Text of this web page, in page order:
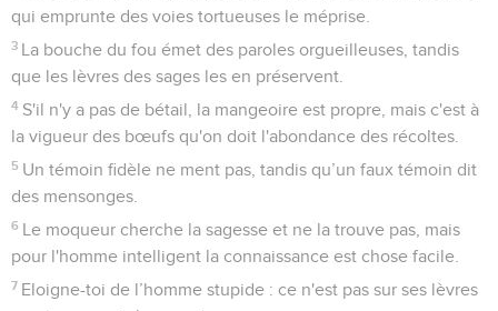
qui emprunte des voies tortueuses le méprise.
3 La bouche du fou émet des paroles orgueilleuses, tandis
que les lèvres des sages les en préservent.
4 S'il n'y a pas de bétail, la mangeoire est propre, mais c'est à
la vigueur des bœufs qu'on doit l'abondance des récoltes.
5 Un témoin fidèle ne ment pas, tandis qu’un faux témoin dit
des mensonges.
6 Le moqueur cherche la sagesse et ne la trouve pas, mais
pour l'homme intelligent la connaissance est chose facile.
7 Eloigne-toi de l’homme stupide : ce n'est pas sur ses lèvres